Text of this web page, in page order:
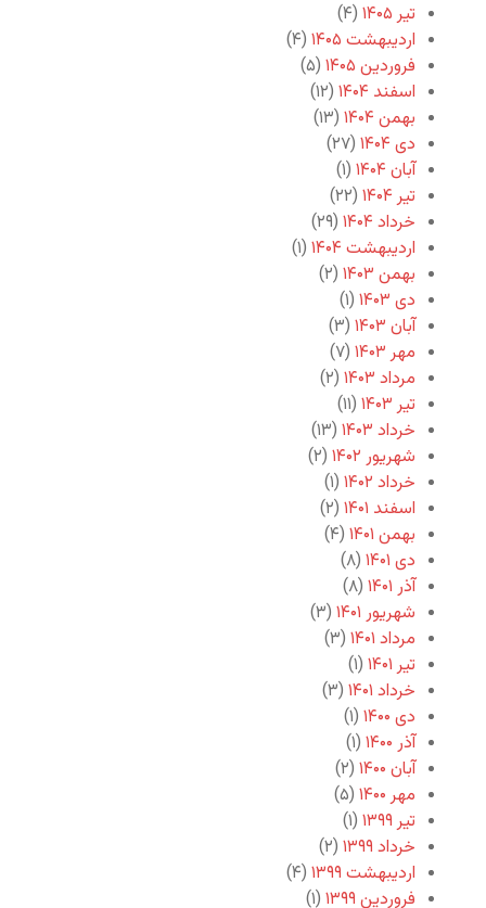
تیر ۱۴۰۵
(۴)
اردیبهشت ۱۴۰۵
(۴)
فروردین ۱۴۰۵
(۵)
اسفند ۱۴۰۴
(۱۲)
بهمن ۱۴۰۴
(۱۳)
دی ۱۴۰۴
(۲۷)
آبان ۱۴۰۴
(۱)
تیر ۱۴۰۴
(۲۲)
خرداد ۱۴۰۴
(۲۹)
اردیبهشت ۱۴۰۴
(۱)
بهمن ۱۴۰۳
(۲)
دی ۱۴۰۳
(۱)
آبان ۱۴۰۳
(۳)
مهر ۱۴۰۳
(۷)
مرداد ۱۴۰۳
(۲)
تیر ۱۴۰۳
(۱۱)
خرداد ۱۴۰۳
(۱۳)
شهریور ۱۴۰۲
(۲)
خرداد ۱۴۰۲
(۱)
اسفند ۱۴۰۱
(۲)
بهمن ۱۴۰۱
(۴)
دی ۱۴۰۱
(۸)
آذر ۱۴۰۱
(۸)
شهریور ۱۴۰۱
(۳)
مرداد ۱۴۰۱
(۳)
تیر ۱۴۰۱
(۱)
خرداد ۱۴۰۱
(۳)
دی ۱۴۰۰
(۱)
آذر ۱۴۰۰
(۱)
آبان ۱۴۰۰
(۲)
مهر ۱۴۰۰
(۵)
تیر ۱۳۹۹
(۱)
خرداد ۱۳۹۹
(۲)
اردیبهشت ۱۳۹۹
(۴)
فروردین ۱۳۹۹
(۱)